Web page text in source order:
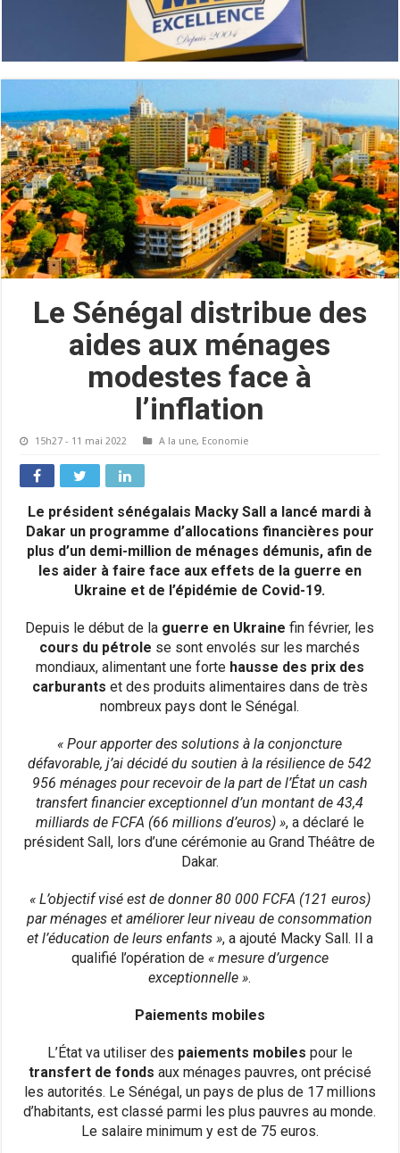
Le Sénégal distribue des
aides aux ménages
modestes face à
l’inflation
15h27 - 11 mai 2022 A la une, Economie
Le président sénégalais Macky Sall a lancé mardi à
Dakar un programme d’allocations financières pour
plus d’un demi-million de ménages démunis, afin de
les aider à faire face aux effets de la guerre en
Ukraine et de l’épidémie de Covid-19.
Depuis le début de la guerre en Ukraine fin février, les
cours du pétrole se sont envolés sur les marchés
mondiaux, alimentant une forte hausse des prix des
carburants et des produits alimentaires dans de très
nombreux pays dont le Sénégal.
« Pour apporter des solutions à la conjoncture
défavorable, j’ai décidé du soutien à la résilience de 542
956 ménages pour recevoir de la part de l’État un cash
transfert financier exceptionnel d’un montant de 43,4
milliards de FCFA (66 millions d’euros) », a déclaré le
président Sall, lors d’une cérémonie au Grand Théâtre de
Dakar.
« L’objectif visé est de donner 80 000 FCFA (121 euros)
par ménages et améliorer leur niveau de consommation
et l’éducation de leurs enfants », a ajouté Macky Sall. Il a
qualifié l’opération de « mesure d’urgence
exceptionnelle ».
Paiements mobiles
L’État va utiliser des paiements mobiles pour le
transfert de fonds aux ménages pauvres, ont précisé
les autorités. Le Sénégal, un pays de plus de 17 millions
d’habitants, est classé parmi les plus pauvres au monde.
Le salaire minimum y est de 75 euros.